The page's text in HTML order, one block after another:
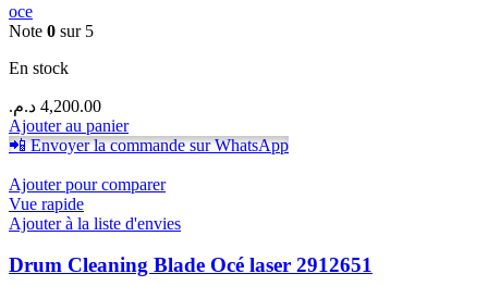
oce
Note 0 sur 5
En stock
4,200.00 د.م.
Ajouter au panier
📲 Envoyer la commande sur WhatsApp
Ajouter pour comparer
Vue rapide
Ajouter à la liste d'envies
Drum Cleaning Blade Océ laser 2912651